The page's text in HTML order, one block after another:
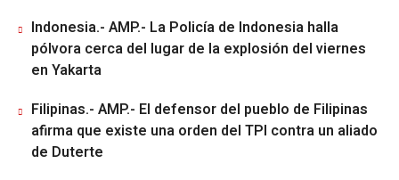
Indonesia.- AMP.- La Policía de Indonesia halla
pólvora cerca del lugar de la explosión del viernes
en Yakarta
Filipinas.- AMP.- El defensor del pueblo de Filipinas
afirma que existe una orden del TPI contra un aliado
de Duterte